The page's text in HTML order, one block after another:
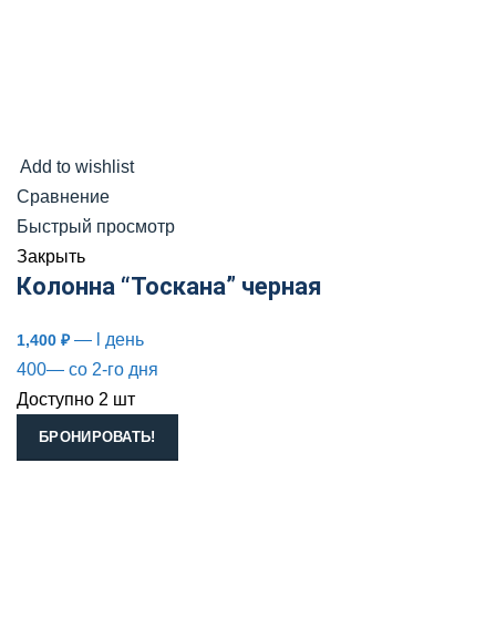
Add to wishlist
Сравнение
Быстрый просмотр
Закрыть
Колонна “Тоскана” черная
1,400 ₽— l день
400— со 2-го дня
Доступно 2 шт
БРОНИРОВАТЬ!